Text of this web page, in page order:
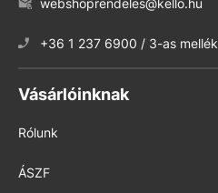
+36 1 237 6900 / 3-as mellék
Vásárlóinknak
Rólunk
ÁSZF